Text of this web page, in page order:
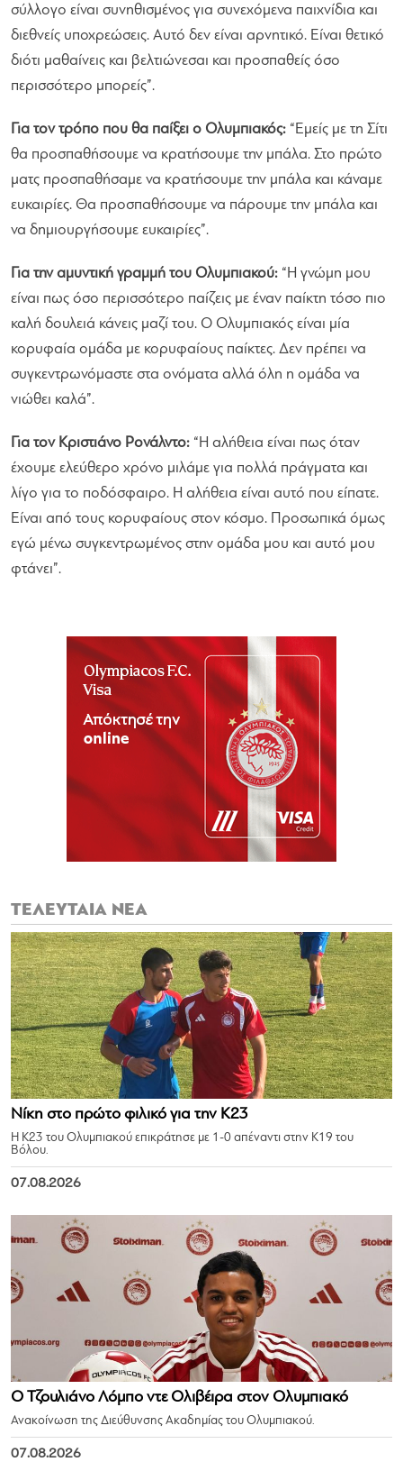
σύλλογο είναι συνηθισμένος για συνεχόμενα παιχνίδια και
διεθνείς υποχρεώσεις. Αυτό δεν είναι αρνητικό. Είναι θετικό
διότι μαθαίνεις και βελτιώνεσαι και προσπαθείς όσο
περισσότερο μπορείς”.
Για τον τρόπο που θα παίξει ο Ολυμπιακός: “Εμείς με τη Σίτι
θα προσπαθήσουμε να κρατήσουμε την μπάλα. Στο πρώτο
ματς προσπαθήσαμε να κρατήσουμε την μπάλα και κάναμε
ευκαιρίες. Θα προσπαθήσουμε να πάρουμε την μπάλα και
να δημιουργήσουμε ευκαιρίες”.
Για την αμυντική γραμμή του Ολυμπιακού: “Η γνώμη μου
είναι πως όσο περισσότερο παίζεις με έναν παίκτη τόσο πιο
καλή δουλειά κάνεις μαζί του. Ο Ολυμπιακός είναι μία
κορυφαία ομάδα με κορυφαίους παίκτες. Δεν πρέπει να
συγκεντρωνόμαστε στα ονόματα αλλά όλη η ομάδα να
νιώθει καλά”.
Για τον Κριστιάνο Ρονάλντο: “Η αλήθεια είναι πως όταν
έχουμε ελεύθερο χρόνο μιλάμε για πολλά πράγματα και
λίγο για το ποδόσφαιρο. Η αλήθεια είναι αυτό που είπατε.
Είναι από τους κορυφαίους στον κόσμο. Προσωπικά όμως
εγώ μένω συγκεντρωμένος στην ομάδα μου και αυτό μου
φτάνει”.
ΤΕΛΕΥΤΑΙΑ ΝΕΑ
Νίκη στο πρώτο φιλικό για την Κ23
Η Κ23 του Ολυμπιακού επικράτησε με 1-0 απέναντι στην Κ19 του
Βόλου.
07.08.2026
Ο Τζουλιάνο Λόμπο ντε Ολιβέιρα στον Ολυμπιακό
Ανακοίνωση της Διεύθυνσης Ακαδημίας του Ολυμπιακού.
07.08.2026